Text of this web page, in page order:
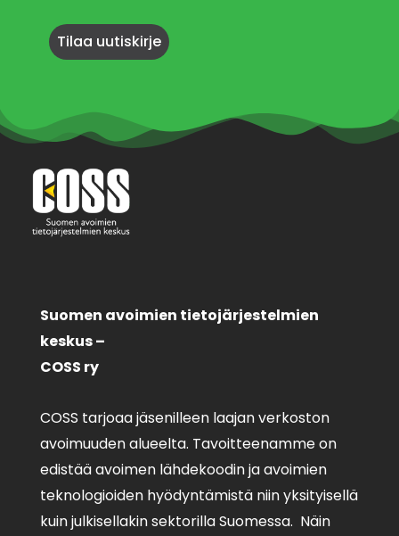
Suomen avoimien tietojärjestelmien
keskus –
COSS ry
COSS tarjoaa jäsenilleen laajan verkoston
avoimuuden alueelta. Tavoitteenamme on
edistää avoimen lähdekoodin ja avoimien
teknologioiden hyödyntämistä niin yksityisellä
kuin julkisellakin sektorilla Suomessa. Näin